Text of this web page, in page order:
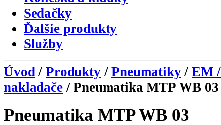
Sedačky
Ďalšie produkty
Služby
Úvod / Produkty / Pneumatiky / EM
nakladače / Pneumatika MTP WB 03
Pneumatika MTP WB 03